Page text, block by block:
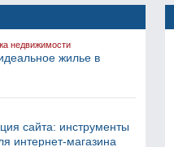
недвижимости
жилье в
сайта: инструменты
интернет-магазина